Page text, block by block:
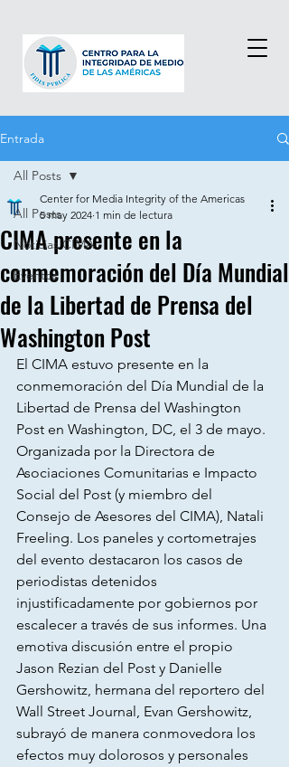
Entrada
All Posts
Noticias CIMA
Eventos
All Posts
CIMA presente en la
conmemoración del Día Mundial
de la Libertad de Prensa del
Washington Post
Center for Media Integrity of the Americas
5 may 2024 1 min de lectura
El CIMA estuvo presente en la
conmemoración del Día Mundial de la
Libertad de Prensa del Washington
Post en Washington, DC, el 3 de mayo.
Organizada por la Directora de
Asociaciones Comunitarias e Impacto
Social del Post (y miembro del
Consejo de Asesores del CIMA), Natali
Freeling. Los paneles y cortometrajes
del evento destacaron los casos de
periodistas detenidos
injustificadamente por gobiernos por
escalecer a través de sus informes. Una
emotiva discusión entre el propio
Jason Rezian del Post y Danielle
Gershowitz, hermana del reportero del
Wall Street Journal, Evan Gershowitz,
subrayó de manera conmovedora los
efectos muy dolorosos y personales